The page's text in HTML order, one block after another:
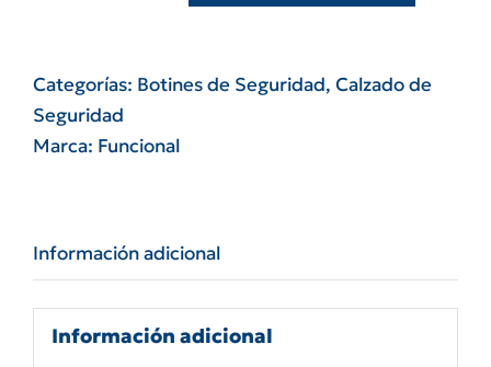
negro
punta
de
cantidad
Categorías: Botines de Seguridad, Calzado de
Seguridad
Marca: Funcional
Información adicional
Información adicional